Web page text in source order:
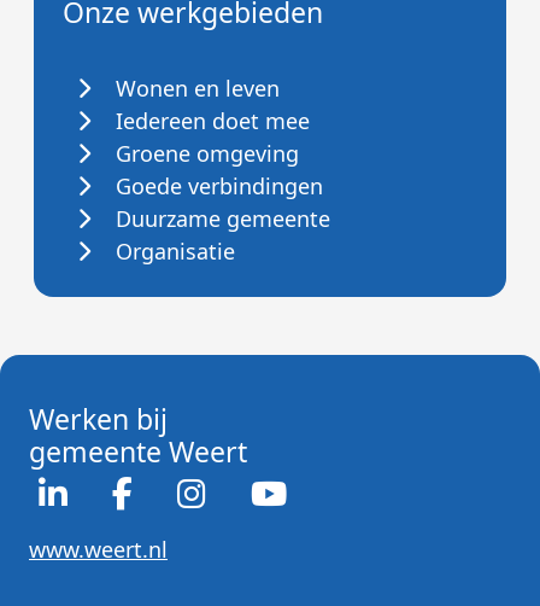
Onze werkgebieden
Wonen en leven
Iedereen doet mee
Groene omgeving
Goede verbindingen
Duurzame gemeente
Organisatie
Werken bij
gemeente Weert
www.weert.nl